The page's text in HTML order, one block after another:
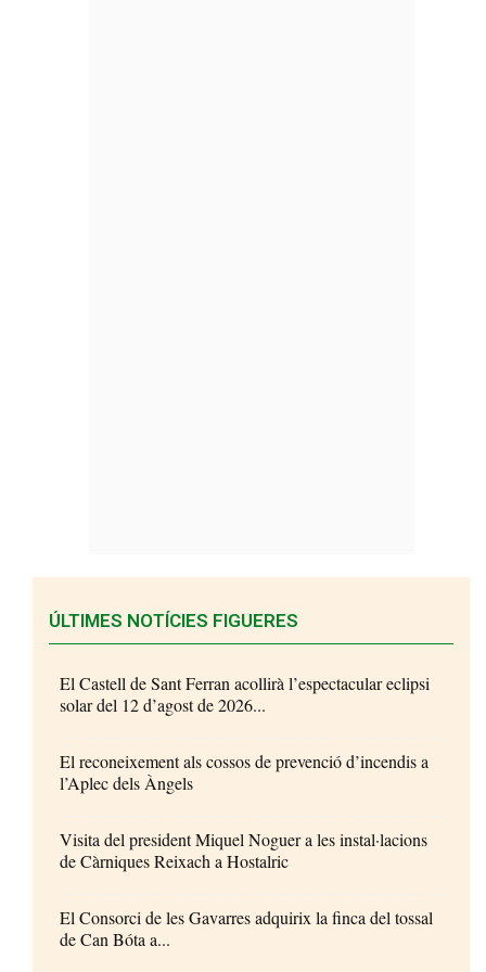
ÚLTIMES NOTÍCIES FIGUERES
El Castell de Sant Ferran acollirà l’espectacular eclipsi
solar del 12 d’agost de 2026...
El reconeixement als cossos de prevenció d’incendis a
l’Aplec dels Àngels
Visita del president Miquel Noguer a les instal·lacions
de Càrniques Reixach a Hostalric
El Consorci de les Gavarres adquirix la finca del tossal
de Can Bóta a...